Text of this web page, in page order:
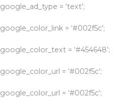
google_ad_type = ‘text’;
google_color_link = ‘#002f5c’;
google_color_text = ‘#454648’;
google_color_url = ‘#002f5c’;
google_color_url = ‘#002f5c’;